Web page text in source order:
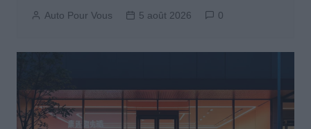
Auto Pour Vous 5 août 2026 0